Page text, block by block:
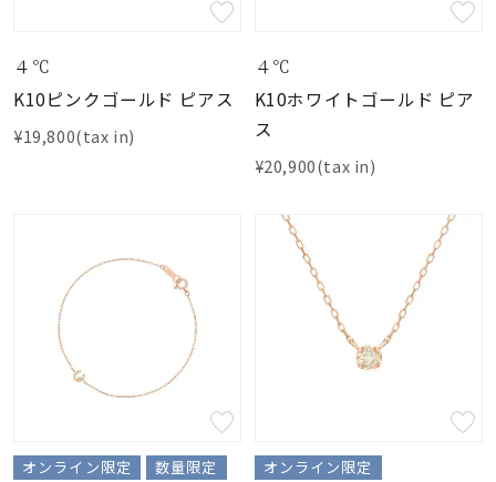
４℃
K10ピンクゴールド ピアス
¥19,800(tax in)
４℃
K10ホワイトゴールド ピア
ス
¥20,900(tax in)
オンライン限定 数量限定 オンライン限定